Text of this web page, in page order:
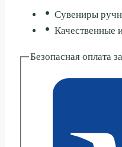
Сувениры
Качественные
Безопасная оплата